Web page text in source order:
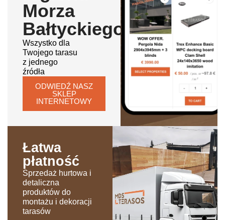
Morza
Bałtyckiego
Wszystko dla
Twojego tarasu
z jednego
źródła
ODWIEDŹ NASZ
SKLEP
INTERNETOWY
Łatwa
płatność
Sprzedaż hurtowa i
detaliczna
produktów do
montażu i dekoracji
tarasów